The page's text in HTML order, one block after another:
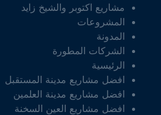
مشاريع اكتوبر والشيخ زايد
المشروعات
المدونة
الشركات المطورة
الرئيسية
افضل مشاريع مدينة المستقبل
افضل مشاريع مدينة العلمين
افضل مشاريع العين السخنة